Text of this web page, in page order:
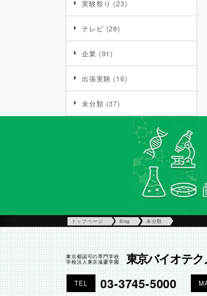
実験祭り (23)
テレビ (28)
企業 (91)
出張実験 (16)
未分類 (37)
トップページ Blog 未分類
東京都認可の専門学校
学校法人東京滋慶学園
東京バイオテク
TEL 03-3745-5000